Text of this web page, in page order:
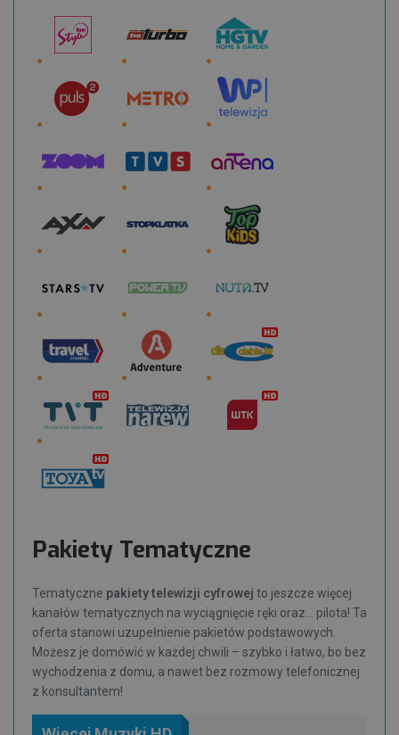
Pakiety Tematyczne
Tematyczne pakiety telewizji cyfrowej to jeszcze więcej
kanałów tematycznych na wyciągnięcie ręki oraz… pilota! Ta
oferta stanowi uzupełnienie pakietów podstawowych.
Możesz je domówić w każdej chwili – szybko i łatwo, bo bez
wychodzenia z domu, a nawet bez rozmowy telefonicznej
z konsultantem!